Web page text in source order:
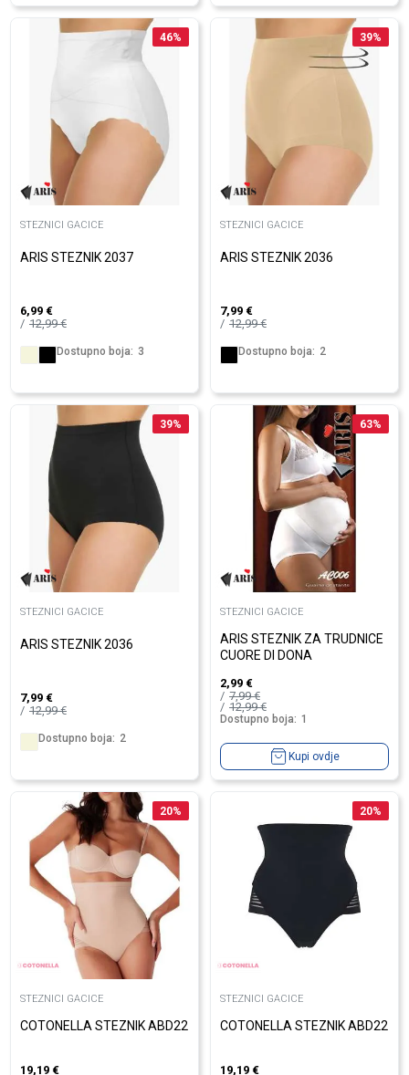
46%
STEZNICI GACICE
ARIS STEZNIK 2037
6,99 €
12,99€
Dostupno boja: 3
39%
STEZNICI GACICE
ARIS STEZNIK 2036
7,99 €
12,99€
Dostupno boja: 2
39%
STEZNICI GACICE
ARIS STEZNIK 2036
7,99 €
12,99€
Dostupno boja: 2
63%
STEZNICI GACICE
ARIS STEZNIK ZA TRUDNICE
CUORE DI DONA
2,99 €
7,99€
12,99€
Dostupno boja: 1
Kupi ovdje
20%
STEZNICI GACICE
COTONELLA STEZNIK ABD22
19,19 €
20%
STEZNICI GACICE
COTONELLA STEZNIK ABD22
19,19 €